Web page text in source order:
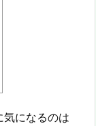
になるのは